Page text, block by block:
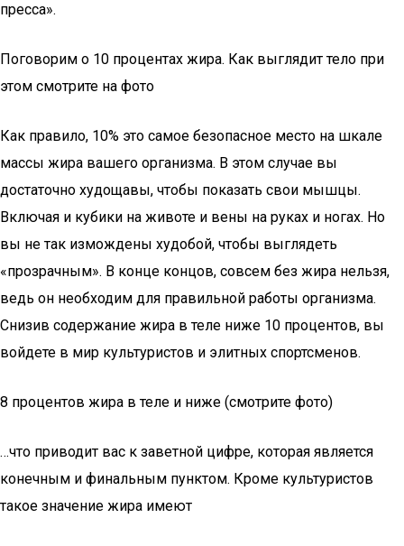
пресса».
Поговорим о 10 процентах жира. Как выглядит тело при
этом смотрите на фото
Как правило, 10% это самое безопасное место на шкале
массы жира вашего организма. В этом случае вы
достаточно худощавы, чтобы показать свои мышцы.
Включая и кубики на животе и вены на руках и ногах. Но
вы не так измождены худобой, чтобы выглядеть
«прозрачным». В конце концов, совсем без жира нельзя,
ведь он необходим для правильной работы организма.
Снизив содержание жира в теле ниже 10 процентов, вы
войдете в мир культуристов и элитных спортсменов.
8 процентов жира в теле и ниже (смотрите фото)
…что приводит вас к заветной цифре, которая является
конечным и финальным пунктом. Кроме культуристов
такое значение жира имеют